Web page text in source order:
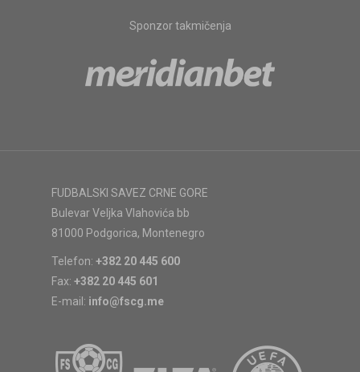
Sponzor takmičenja
FUDBALSKI SAVEZ CRNE GORE
Bulevar Veljka Vlahovića bb
81000 Podgorica, Montenegro
Telefon: +382 20 445 600
Fax: +382 20 445 601
E-mail: info@fscg.me